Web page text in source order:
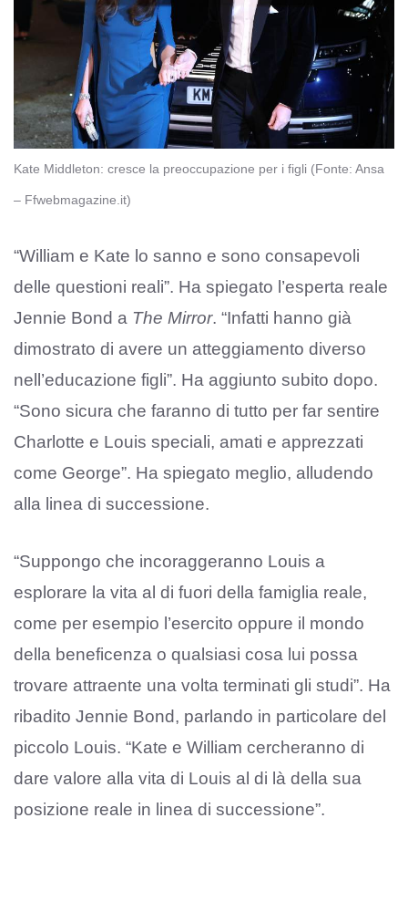
Kate Middleton: cresce la preoccupazione per i figli (Fonte: Ansa
– Ffwebmagazine.it)
“William e Kate lo sanno e sono consapevoli
delle questioni reali”. Ha spiegato l’esperta reale
Jennie Bond a The Mirror. “Infatti hanno già
dimostrato di avere un atteggiamento diverso
nell’educazione figli”. Ha aggiunto subito dopo.
“Sono sicura che faranno di tutto per far sentire
Charlotte e Louis speciali, amati e apprezzati
come George”. Ha spiegato meglio, alludendo
alla linea di successione.
“Suppongo che incoraggeranno Louis a
esplorare la vita al di fuori della famiglia reale,
come per esempio l’esercito oppure il mondo
della beneficenza o qualsiasi cosa lui possa
trovare attraente una volta terminati gli studi”. Ha
ribadito Jennie Bond, parlando in particolare del
piccolo Louis. “Kate e William cercheranno di
dare valore alla vita di Louis al di là della sua
posizione reale in linea di successione”.